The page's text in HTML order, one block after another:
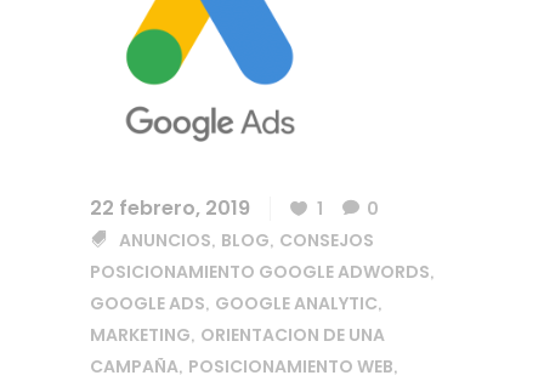
22 febrero, 2019 1
0
ANUNCIOS, BLOG, CONSEJOS
POSICIONAMIENTO GOOGLE ADWORDS,
GOOGLE ADS, GOOGLE ANALYTIC,
MARKETING, ORIENTACION DE UNA
CAMPAÑA, POSICIONAMIENTO WEB,